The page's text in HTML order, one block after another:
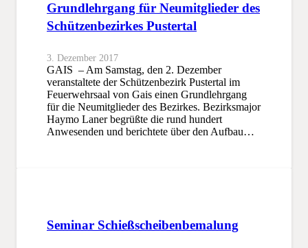
Grundlehrgang für Neumitglieder des
Schützenbezirkes Pustertal
3. Dezember 2017
GAIS – Am Samstag, den 2. Dezember
veranstaltete der Schützenbezirk Pustertal im
Feuerwehrsaal von Gais einen Grundlehrgang
für die Neumitglieder des Bezirkes. Bezirksmajor
Haymo Laner begrüßte die rund hundert
Anwesenden und berichtete über den Aufbau…
Seminar Schießscheibenbemalung